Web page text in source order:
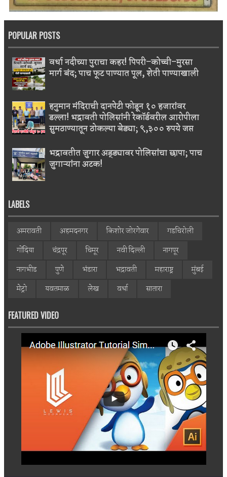
POPULAR POSTS
वर्धा नदीच्या पुराचा कहर! पिपरी–कोच्ची–मुरसा
मार्ग बंद; पाच फूट पाण्यात पूल, शेती पाण्याखाली
हनुमान मंदिराची दानपेटी फोडून १० हजारांवर
डल्ला! भद्रावती पोलिसांनी रेकॉर्डवरील आरोपीला
सुमठाण्यातून ठोकल्या बेड्या; ९,३०० रुपये जप्त
भद्रावतीत जुगार अड्ड्यावर पोलिसांचा छापा; पाच
जुगाऱ्यांना अटक!
LABELS
अमरावती अहमदनगर किशोर जोरगेवार
गडचिरोली
गोंदिया
चंद्रपूर चिमूर नवी दिल्ली
नागपूर
नागभीड
पुणे भंडारा भद्रावती महाराष्ट्र
मुंबई
मेट्रो
यवतमाळ लेख वर्धा सातारा
FEATURED VIDEO